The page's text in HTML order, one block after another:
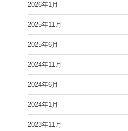
2026年1月
2025年11月
2025年6月
2024年11月
2024年6月
2024年1月
2023年11月